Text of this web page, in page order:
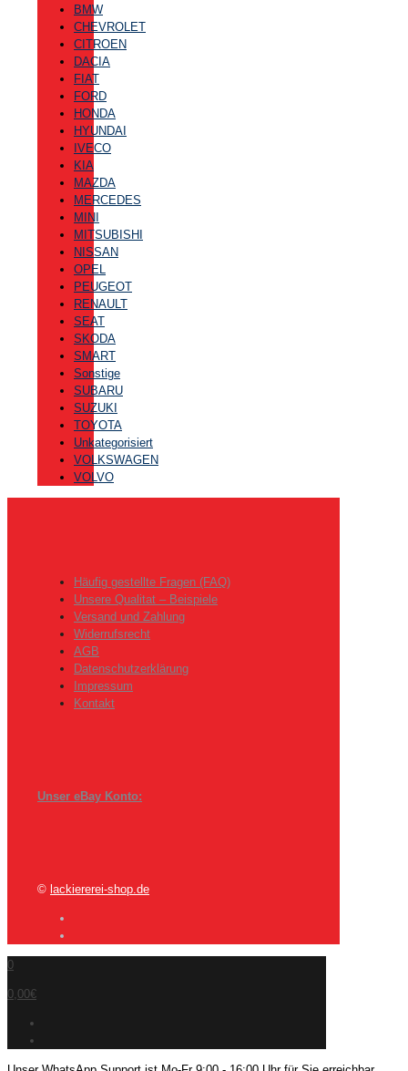
BMW
CHEVROLET
CITROEN
DACIA
FIAT
FORD
HONDA
HYUNDAI
IVECO
KIA
MAZDA
MERCEDES
MINI
MITSUBISHI
NISSAN
OPEL
PEUGEOT
RENAULT
SEAT
SKODA
SMART
Sonstige
SUBARU
SUZUKI
TOYOTA
Unkategorisiert
VOLKSWAGEN
VOLVO
Häufig gestellte Fragen (FAQ)
Unsere Qualitat – Beispiele
Versand und Zahlung
Widerrufsrecht
AGB
Datenschutzerklärung
Impressum
Kontakt
Unser eBay Konto:
© lackiererei-shop.de
0
0,00€